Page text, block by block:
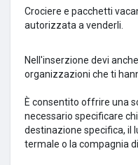
Crociere e pacchetti
autorizzata a venderli.
Nell'inserzione devi
organizzazioni che ti
È consentito offrire una
necessario specificare
destinazione specifica, il
termale o la compagnia